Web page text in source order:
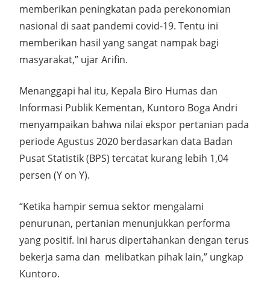
memberikan peningkatan pada perekonomian
nasional di saat pandemi covid-19. Tentu ini
memberikan hasil yang sangat nampak bagi
masyarakat,” ujar Arifin.
Menanggapi hal itu, Kepala Biro Humas dan
Informasi Publik Kementan, Kuntoro Boga Andri
menyampaikan bahwa nilai ekspor pertanian pada
periode Agustus 2020 berdasarkan data Badan
Pusat Statistik (BPS) tercatat kurang lebih 1,04
persen (Y on Y).
“Ketika hampir semua sektor mengalami
penurunan, pertanian menunjukkan performa
yang positif. Ini harus dipertahankan dengan terus
bekerja sama dan melibatkan pihak lain,” ungkap
Kuntoro.